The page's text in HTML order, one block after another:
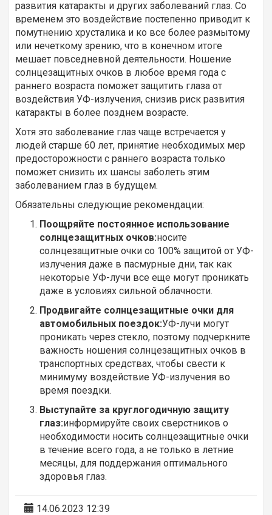
развития катаракты и других заболеваний глаз. Со
временем это воздействие постепенно приводит к
помутнению хрусталика и ко все более размытому
или нечеткому зрению, что в конечном итоге
мешает повседневной деятельности. Ношение
солнцезащитных очков в любое время года с
раннего возраста поможет защитить глаза от
воздействия УФ-излучения, снизив риск развития
катаракты в более позднем возрасте.
Хотя это заболевание глаз чаще встречается у
людей старше 60 лет, принятие необходимых мер
предосторожности с раннего возраста только
поможет снизить их шансы заболеть этим
заболеванием глаз в будущем.
Обязательны следующие рекомендации:
Поощряйте постоянное использование
солнцезащитных очков:носите
солнцезащитные очки со 100% защитой от УФ-
излучения даже в пасмурные дни, так как
некоторые УФ-лучи все еще могут проникать
даже в условиях сильной облачности.
Продвигайте солнцезащитные очки для
автомобильных поездок:УФ-лучи могут
проникать через стекло, поэтому подчеркните
важность ношения солнцезащитных очков в
транспортных средствах, чтобы свести к
минимуму воздействие УФ-излучения во
время поездки.
Выступайте за круглогодичную защиту
глаз:информируйте своих сверстников о
необходимости носить солнцезащитные очки
в течение всего года, а не только в летние
месяцы, для поддержания оптимального
здоровья глаз.
14.06.2023 12:39